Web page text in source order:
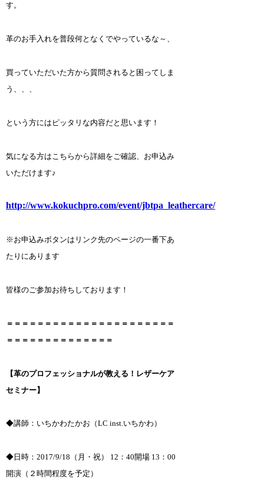
す。
革のお手入れを普段何となくでやっているな～、
買っていただいた方から質問されると困ってしま
う、、、
という方にはピッタリな内容だと思います！
気になる方はこちらから詳細をご確認、お申込み
いただけます♪
http://www.kokuchpro.com/event/jbtpa_leathercare/
※お申込みボタンはリンク先のページの一番下あ
たりにあります
皆様のご参加お待ちしております！
＝＝＝＝＝＝＝＝＝＝＝＝＝＝＝＝＝＝＝＝＝＝
＝＝＝＝＝＝＝＝＝＝＝＝＝＝
【革のプロフェッショナルが教える！レザーケア
セミナー】
◆講師：いちかわたかお（LC inst.いちかわ）
◆日時：2017/9/18（月・祝） 12：40開場 13：00
開演（２時間程度を予定）